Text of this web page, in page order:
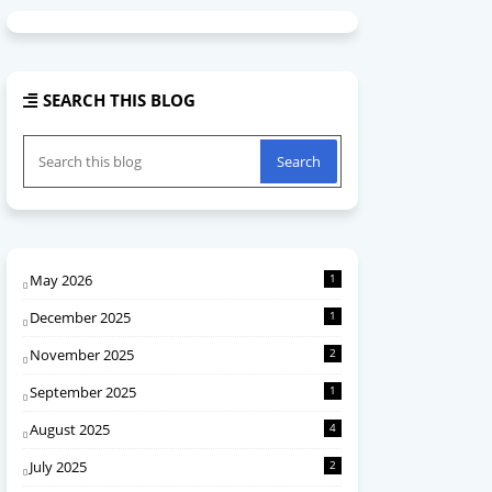
SEARCH THIS BLOG
May 2026 1
December 2025 1
November 2025 2
September 2025 1
August 2025 4
July 2025 2